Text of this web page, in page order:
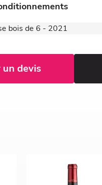
bois de 6 - 2021
devis